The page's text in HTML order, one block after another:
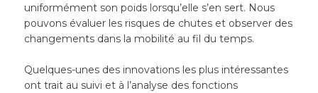
uniformément son poids lorsqu’elle s’en sert. Nous
pouvons évaluer les risques de chutes et observer des
changements dans la mobilité au fil du temps.
Quelques-unes des innovations les plus intéressantes
ont trait au suivi et à l’analyse des fonctions